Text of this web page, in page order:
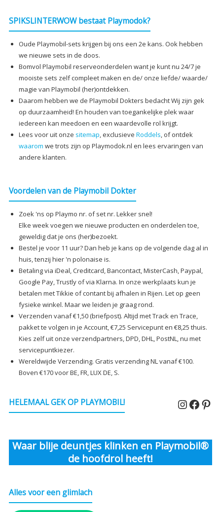
SPIKSLINTERWOW bestaat Playmodok?
Oude Playmobil-sets krijgen bij ons een 2e kans. Ook hebben
we nieuwe sets in de doos.
Bomvol Playmobil reserveonderdelen want je kunt nu 24/7 je
mooiste sets zelf compleet maken en de/ onze liefde/ waarde/
magie van Playmobil (her)ontdekken.
Daarom hebben we de Playmobil Dokters bedacht Wij zijn gek
op duurzaamheid! En houden van toegankelijke plek waar
iedereen kan meedoen en een waardevolle rol krijgt.
Lees voor uit onze sitemap, exclusieve Roddels, of ontdek
waarom we trots zijn op Playmodok.nl en lees ervaringen van
andere klanten.
Voordelen van de Playmobil Dokter
Zoek 'ns op Playmo nr. of set nr. Lekker snel!
Elke week voegen we nieuwe producten en onderdelen toe,
geweldig dat je ons (her)bezoekt.
Bestel je voor 11 uur? Dan heb je kans op de volgende dag al in
huis, tenzij hier 'n polonaise is.
Betaling via iDeal, Creditcard, Bancontact, MisterCash, Paypal,
Google Pay, Trustly of via Klarna. In onze werkplaats kun je
betalen met Tikkie of contant bij afhalen in Rijen. Let op geen
fysieke winkel. Maar we leiden je graag rond.
Verzenden vanaf €1,50 (briefpost). Altijd met Track en Trace,
pakket te volgen in je Account, €7,25 Servicepunt en €8,25 thuis.
Kies zelf uit onze verzendpartners, DPD, DHL, PostNL, nu met
servicepuntkiezer.
Wereldwijde Verzending. Gratis verzending NL vanaf €100.
Boven €170 voor BE, FR, LUX DE, S.
HELEMAAL GEK OP PLAYMOBIL!
Waar blije deuntjes klinken en Playmobil®
de hoofdrol heeft!
Alles voor een glimlach